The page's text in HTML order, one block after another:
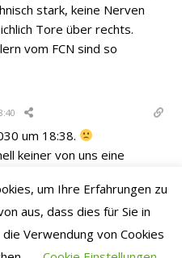
stark, keine Nerven
Tore über rechts.
vom FCN sind so
um 18:38.
keiner von uns eine
um Ihre Erfahrungen zu
aus, dass dies für Sie in
Verwendung von Cookies